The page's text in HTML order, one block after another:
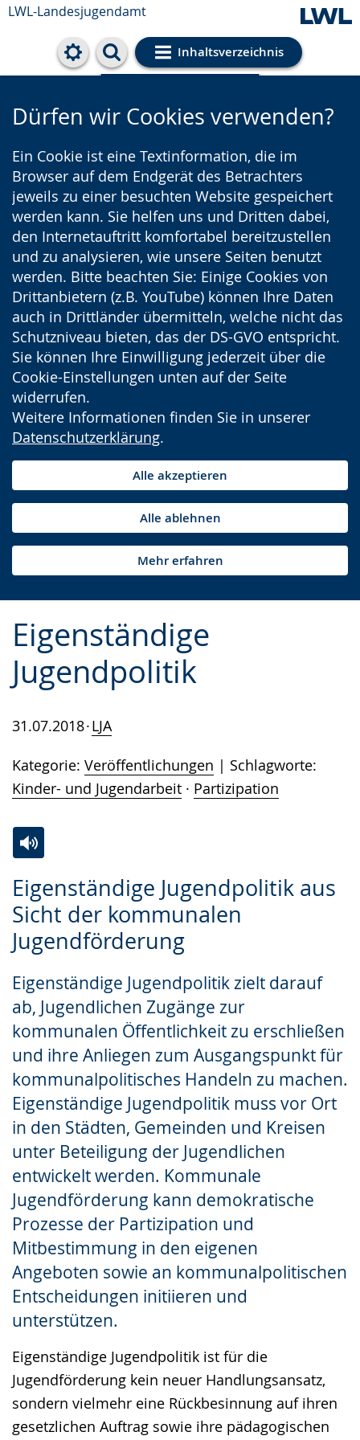
LWL-Landesjugendamt
Inhaltsverzeichnis
Cookie-Einstellungen
Dürfen wir Cookies verwenden?
Ein Cookie ist eine Textinformation, die im
Browser auf dem Endgerät des Betrachters
jeweils zu einer besuchten Website gespeichert
werden kann. Sie helfen uns und Dritten dabei,
den Internetauftritt komfortabel bereitzustellen
und zu analysieren, wie unsere Seiten benutzt
werden. Bitte beachten Sie: Einige Cookies von
Drittanbietern (z.B. YouTube) können Ihre Daten
auch in Drittländer übermitteln, welche nicht das
Schutzniveau bieten, das der DS-GVO entspricht.
Sie können Ihre Einwilligung jederzeit über die
Cookie-Einstellungen unten auf der Seite
widerrufen.
Weitere Informationen finden Sie in unserer
Datenschutzerklärung.
Alle akzeptieren
Alle ablehnen
Mehr erfahren
Eigenständige
Jugendpolitik
31.07.2018 LJA
Kategorie: Veröffentlichungen
Schlagworte:
Kinder- und Jugendarbeit · Partizipation
Eigenständige Jugendpolitik aus
Sicht der kommunalen
Jugendförderung
Eigenständige Jugendpolitik zielt darauf
ab, Jugendlichen Zugänge zur
kommunalen Öffentlichkeit zu erschließen
und ihre Anliegen zum Ausgangspunkt für
kommunalpolitisches Handeln zu machen.
Eigenständige Jugendpolitik muss vor Ort
in den Städten, Gemeinden und Kreisen
unter Beteiligung der Jugendlichen
entwickelt werden. Kommunale
Jugendförderung kann demokratische
Prozesse der Partizipation und
Mitbestimmung in den eigenen
Angeboten sowie an kommunalpolitischen
Entscheidungen initiieren und
unterstützen.
Eigenständige Jugendpolitik ist für die
Jugendförderung kein neuer Handlungsansatz,
sondern vielmehr eine Rückbesinnung auf ihren
gesetzlichen Auftrag sowie ihre pädagogischen
Leichten
Sprache
wechseln.
Audio-
Unterstützung.
Video
in
Deutscher
wird
angezeigt.